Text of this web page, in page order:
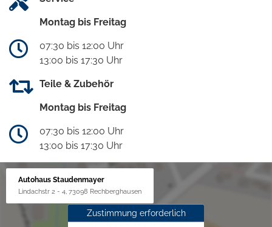
Montag bis Freitag
07:30 bis 12:00 Uhr
13:00 bis 17:30 Uhr
Teile & Zubehör
Montag bis Freitag
07:30 bis 12:00 Uhr
13:00 bis 17:30 Uhr
Autohaus Staudenmayer
Lindachstr 2 - 4, 73098 Rechberghausen
Zustimmung erforderlich